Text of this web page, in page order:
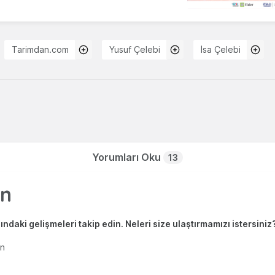
Tarimdan.com Yusuf Çelebi İsa Çelebi
Yorumları Oku 13
gelişmeleri takip edin. Neleri size ulaştırmamızı